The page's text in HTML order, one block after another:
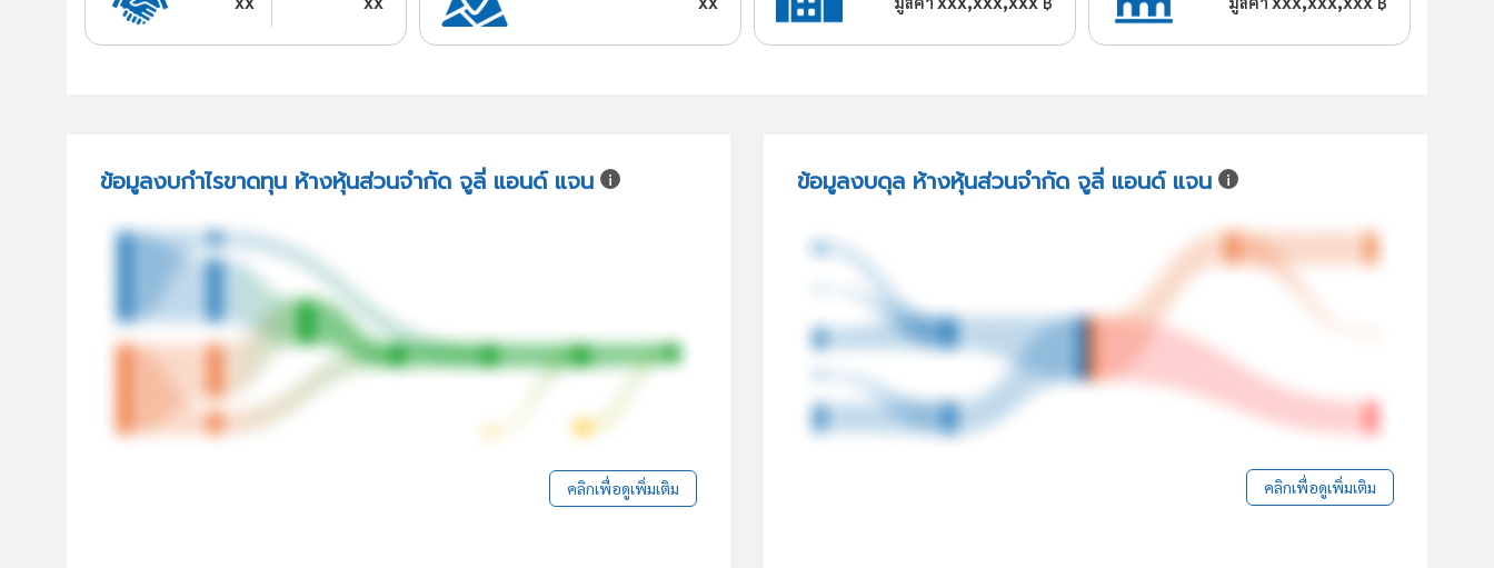
ข้อมูลงบกำไรขาดทุน ห้างหุ้นส่วนจำกัด จูลี่ แอนด์ แจน
คลิกเพื่อดูเพิ่มเติม
ข้อมูลงบดุล ห้างหุ้นส่วนจำกัด จูลี่ แอนด์ แจน
คลิกเพื่อดูเพิ่มเติม